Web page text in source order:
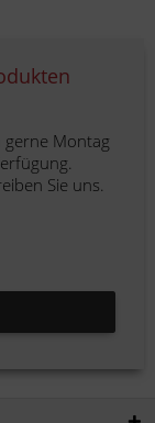
gerne Montag
Sie uns.